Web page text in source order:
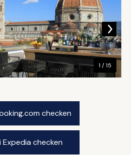
checken
checken
1 / 15